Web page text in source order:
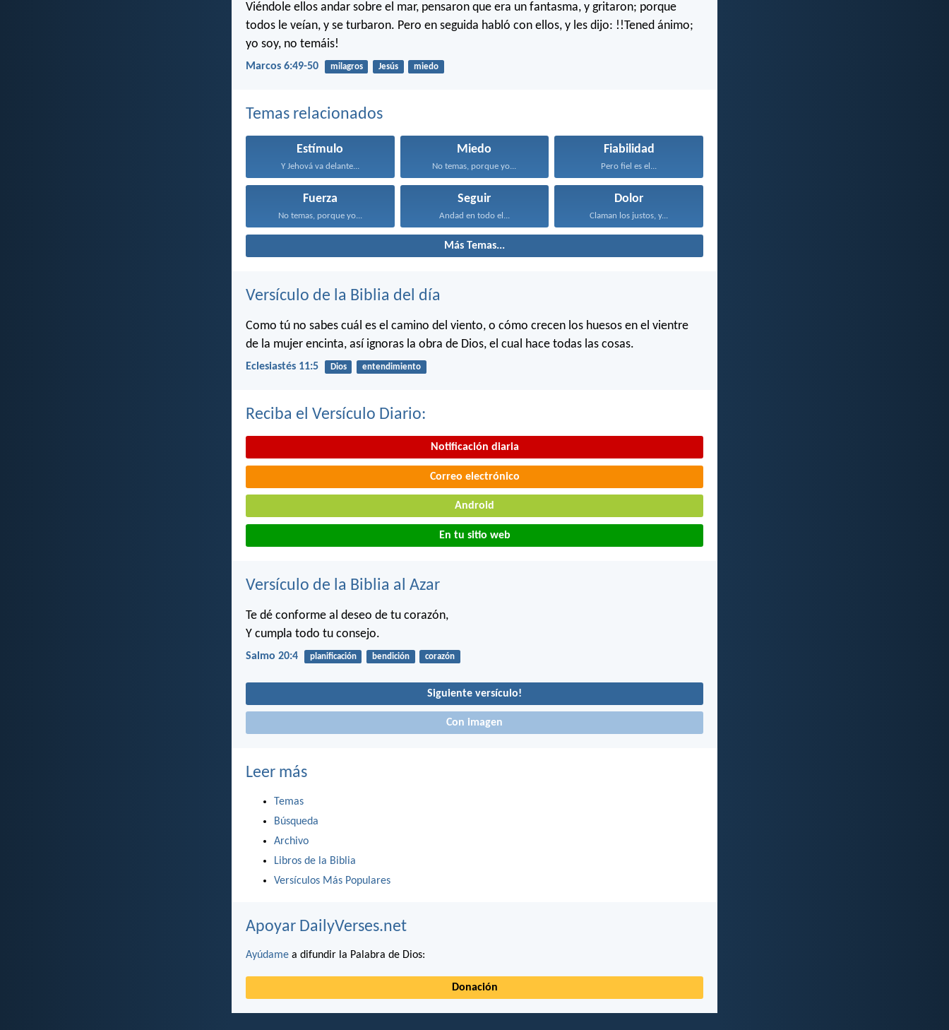
Viéndole ellos andar sobre el mar, pensaron que era un fantasma, y gritaron; porque
todos le veían, y se turbaron. Pero en seguida habló con ellos, y les dijo: !!Tened ánimo;
yo soy, no temáis!
Marcos 6:49-50 milagros Jesús miedo
Temas relacionados
Estímulo
Y Jehová va delante...
Miedo
No temas, porque yo...
Fiabilidad
Pero fiel es el...
Fuerza
No temas, porque yo...
Seguir
Andad en todo el...
Dolor
Claman los justos, y...
Más Temas...
Versículo de la Biblia del día
Como tú no sabes cuál es el camino del viento, o cómo crecen los huesos en el vientre
de la mujer encinta, así ignoras la obra de Dios, el cual hace todas las cosas.
Eclesiastés 11:5 Dios entendimiento
Reciba el Versículo Diario:
Notificación diaria
Correo electrónico
Android
En tu sitio web
Versículo de la Biblia al Azar
Te dé conforme al deseo de tu corazón,
Y cumpla todo tu consejo.
Salmo 20:4 planificación bendición corazón
Siguiente versículo!
Con imagen
Leer más
Temas
Búsqueda
Archivo
Libros de la Biblia
Versículos Más Populares
Apoyar DailyVerses.net
Ayúdame a difundir la Palabra de Dios:
Donación